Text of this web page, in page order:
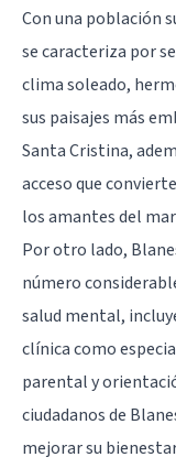
Con una población
se caracteriza por
clima soleado,
sus paisajes más
Santa Cristina,
acceso que
los amantes del
Por otro lado,
número
salud mental,
clínica como
parental y
ciudadanos de
mejorar su